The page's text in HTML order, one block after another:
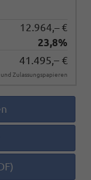
12.964,– €
23,8%
41.495,– €
Zulassungspapieren